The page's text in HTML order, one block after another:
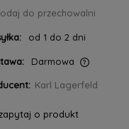
do przechowalni
od 1 do 2 dni
Darmowa
kosztów
Karl Lagerfeld
zapytaj o produkt